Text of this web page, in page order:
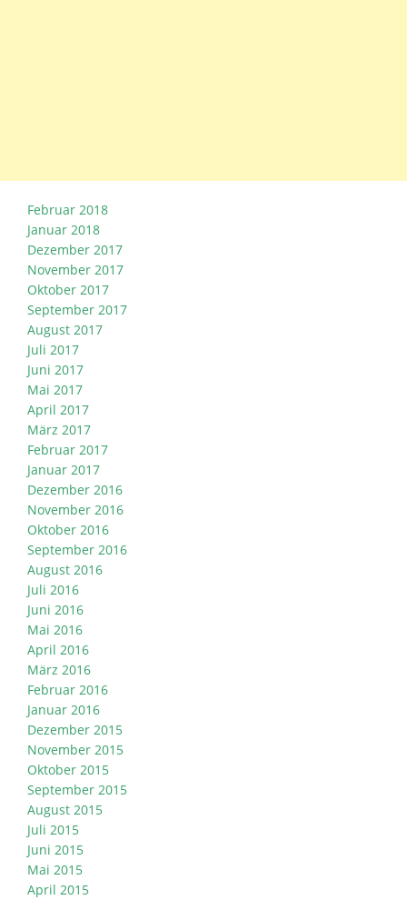
Februar 2018
Januar 2018
Dezember 2017
November 2017
Oktober 2017
September 2017
August 2017
Juli 2017
Juni 2017
Mai 2017
April 2017
März 2017
Februar 2017
Januar 2017
Dezember 2016
November 2016
Oktober 2016
September 2016
August 2016
Juli 2016
Juni 2016
Mai 2016
April 2016
März 2016
Februar 2016
Januar 2016
Dezember 2015
November 2015
Oktober 2015
September 2015
August 2015
Juli 2015
Juni 2015
Mai 2015
April 2015